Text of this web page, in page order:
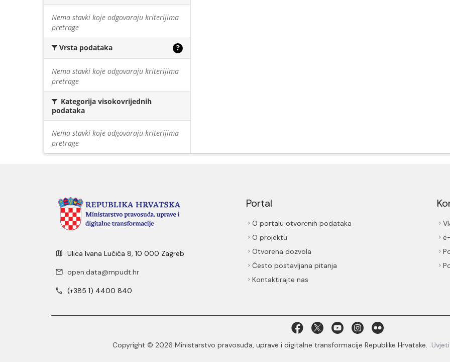
Nema stavki koje odgovaraju kriterijima
pretrage
Vrsta podataka ?
Nema stavki koje odgovaraju kriterijima
pretrage
Kategorija visokovrijednih
podataka
Nema stavki koje odgovaraju kriterijima
pretrage